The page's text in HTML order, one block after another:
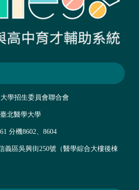
學招生委員會聯合會
北醫學大學
分機8602、8604
義區吳興街250號（醫學綜合大樓後棟